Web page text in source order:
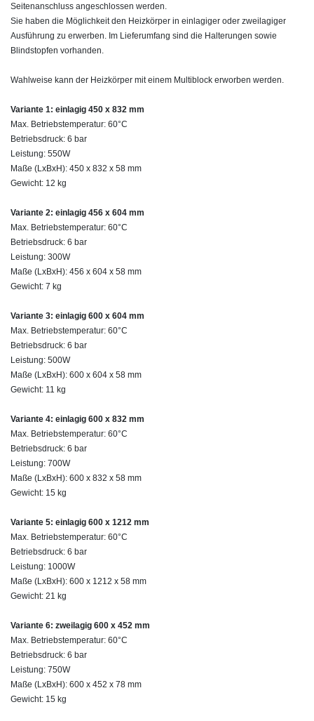
Seitenanschluss angeschlossen werden.
Sie haben die Möglichkeit den Heizkörper in einlagiger oder zweilagiger
Ausführung zu erwerben. Im Lieferumfang sind die Halterungen sowie
Blindstopfen vorhanden.
Wahlweise kann der Heizkörper mit einem Multiblock erworben werden.
Variante 1: einlagig 450 x 832 mm
Max. Betriebstemperatur: 60°C
Betriebsdruck: 6 bar
Leistung: 550W
Maße (LxBxH): 450 x 832 x 58 mm
Gewicht: 12 kg
Variante 2: einlagig 456 x 604 mm
Max. Betriebstemperatur: 60°C
Betriebsdruck: 6 bar
Leistung: 300W
Maße (LxBxH): 456 x 604 x 58 mm
Gewicht: 7 kg
Variante 3: einlagig 600 x 604 mm
Max. Betriebstemperatur: 60°C
Betriebsdruck: 6 bar
Leistung: 500W
Maße (LxBxH): 600 x 604 x 58 mm
Gewicht: 11 kg
Variante 4: einlagig 600 x 832 mm
Max. Betriebstemperatur: 60°C
Betriebsdruck: 6 bar
Leistung: 700W
Maße (LxBxH): 600 x 832 x 58 mm
Gewicht: 15 kg
Variante 5: einlagig 600 x 1212 mm
Max. Betriebstemperatur: 60°C
Betriebsdruck: 6 bar
Leistung: 1000W
Maße (LxBxH): 600 x 1212 x 58 mm
Gewicht: 21 kg
Variante 6: zweilagig 600 x 452 mm
Max. Betriebstemperatur: 60°C
Betriebsdruck: 6 bar
Leistung: 750W
Maße (LxBxH): 600 x 452 x 78 mm
Gewicht: 15 kg